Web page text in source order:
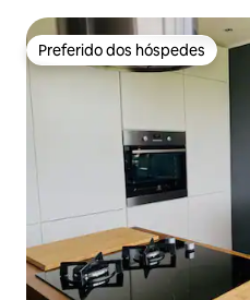
Preferido dos hóspedes
Preferido dos hóspedes